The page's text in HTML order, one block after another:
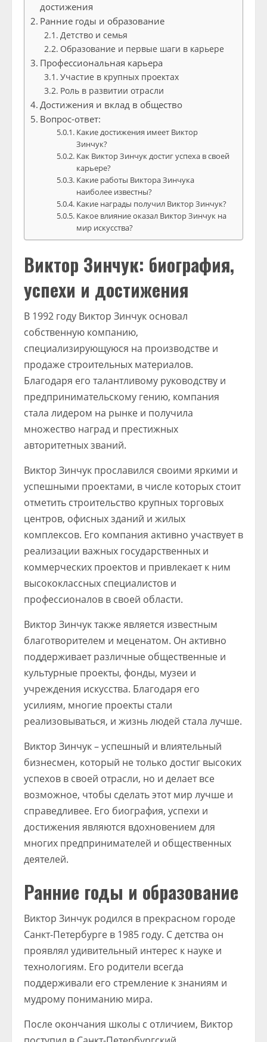
достижения
Ранние годы и образование
Детство и семья
Образование и первые шаги в карьере
Профессиональная карьера
Участие в крупных проектах
Роль в развитии отрасли
Достижения и вклад в общество
Вопрос-ответ:
Какие достижения имеет Виктор
Зинчук?
Как Виктор Зинчук достиг успеха в своей
карьере?
Какие работы Виктора Зинчука
наиболее известны?
Какие награды получил Виктор Зинчук?
Какое влияние оказал Виктор Зинчук на
мир искусства?
Виктор Зинчук: биография,
успехи и достижения
В 1992 году Виктор Зинчук основал
собственную компанию,
специализирующуюся на производстве и
продаже строительных материалов.
Благодаря его талантливому руководству и
предпринимательскому гению, компания
стала лидером на рынке и получила
множество наград и престижных
авторитетных званий.
Виктор Зинчук прославился своими яркими и
успешными проектами, в числе которых стоит
отметить строительство крупных торговых
центров, офисных зданий и жилых
комплексов. Его компания активно участвует в
реализации важных государственных и
коммерческих проектов и привлекает к ним
высококлассных специалистов и
профессионалов в своей области.
Виктор Зинчук также является известным
благотворителем и меценатом. Он активно
поддерживает различные общественные и
культурные проекты, фонды, музеи и
учреждения искусства. Благодаря его
усилиям, многие проекты стали
реализовываться, и жизнь людей стала лучше.
Виктор Зинчук – успешный и влиятельный
бизнесмен, который не только достиг высоких
успехов в своей отрасли, но и делает все
возможное, чтобы сделать этот мир лучше и
справедливее. Его биография, успехи и
достижения являются вдохновением для
многих предпринимателей и общественных
деятелей.
Ранние годы и образование
Виктор Зинчук родился в прекрасном городе
Санкт-Петербурге в 1985 году. С детства он
проявлял удивительный интерес к науке и
технологиям. Его родители всегда
поддерживали его стремление к знаниям и
мудрому пониманию мира.
После окончания школы с отличием, Виктор